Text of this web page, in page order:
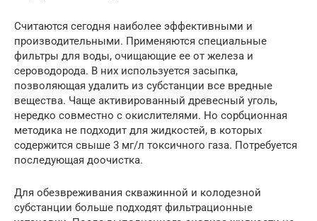
Считаются сегодня наиболее эффективными и
производительными. Применяются специальные
фильтры для воды, очищающие ее от железа и
сероводорода. В них используется засыпка,
позволяющая удалить из субстанции все вредные
вещества. Чаще активированный древесный уголь,
нередко совместно с окислителями. Но сорбционная
методика не подходит для жидкостей, в которых
содержится свыше 3 мг/л токсичного газа. Потребуется
последующая доочистка.
Для обезвреживания скважинной и колодезной
субстанции больше подходят фильтрационные